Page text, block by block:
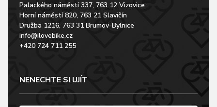
Palackého náměstí 337, 763 12 Vizovice
Horní náměstí 820, 763 21 Slavičín
Družba 1216, 763 31 Brumov-Bylnice
info@ilovebike.cz
+420 724 711 255
NENECHTE SI UJÍT